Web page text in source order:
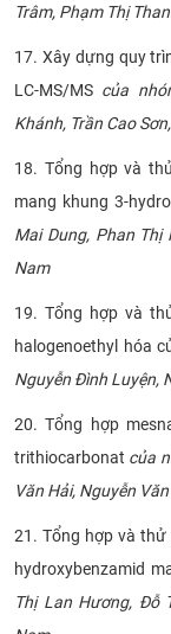
Trâm, Phạm Thị
17. Xây dựng quy
LC-MS/MS của
Khánh, Trần Cao
18. Tổng hợp và
mang khung 3-
Mai Dung, Phan Thị
Nam
19. Tổng hợp và
halogenoethyl hóa
Nguyễn Đình Luyện,
20. Tổng hợp
trithiocarbonat của
Văn Hải, Nguyễn
21. Tổng hợp và
hydroxybenzamid
Thị Lan Hương, Đỗ